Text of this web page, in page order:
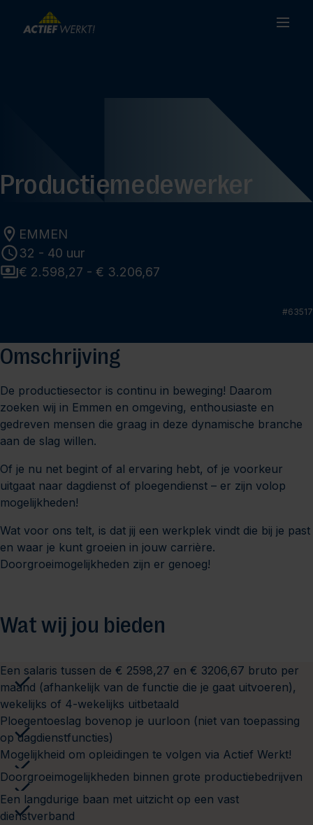
Productiemedewerker
EMMEN
32 - 40 uur
€ 2.598,27 - € 3.206,67
#63517
Omschrijving
De productiesector is continu in beweging! Daarom
zoeken wij in Emmen en omgeving, enthousiaste en
gedreven mensen die graag in deze dynamische branche
aan de slag willen.
Of je nu net begint of al ervaring hebt, of je voorkeur
uitgaat naar dagdienst of ploegendienst – er zijn volop
mogelijkheden!
Wat voor ons telt, is dat jij een werkplek vindt die bij je past
en waar je kunt groeien in jouw carrière.
Doorgroeimogelijkheden zijn er genoeg!
Wat wij jou bieden
Een salaris tussen de € 2598,27 en € 3206,67 bruto per
maand (afhankelijk van de functie die je gaat uitvoeren),
wekelijks of 4-wekelijks uitbetaald
Ploegentoeslag bovenop je uurloon (niet van toepassing
op dagdienstfuncties)
Mogelijkheid om opleidingen te volgen via Actief Werkt!
Doorgroeimogelijkheden binnen grote productiebedrijven
Een langdurige baan met uitzicht op een vast
dienstverband